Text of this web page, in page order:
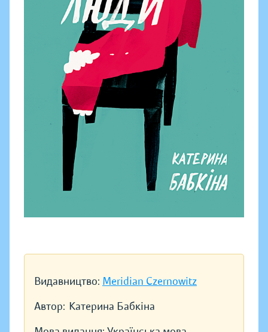
Видавництво: Meridian Czernowitz
Автор: Катерина Бабкіна